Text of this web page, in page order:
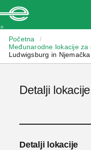
Početna
/
Međunarodne lokacije za
Ludwigsburg in Njemačka
Detalji
Detalji lokacije